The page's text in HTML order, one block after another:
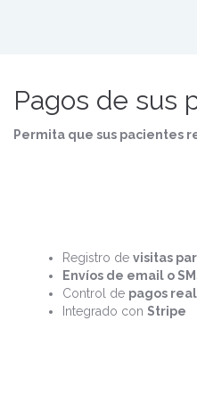
Pagos de sus
Permita que sus pacientes
Registro de visitas
Envíos de email o
Control de pagos
Integrado con Stripe